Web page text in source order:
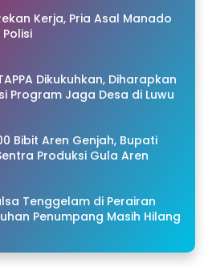
Kerja, Pria Asal Manado
Dikukuhkan, Diharapkan
Program Jaga Desa di Luwu
Bibit Aren Genjah, Bupati
Produksi Gula Aren
Tenggelam di Perairan
Penumpang Masih Hilang